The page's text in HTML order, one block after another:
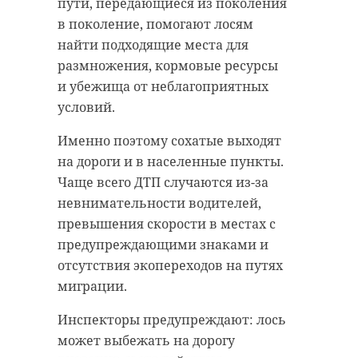
в поколение, помогают лосям
найти подходящие места для
размножения, кормовые ресурсы
и убежища от неблагоприятных
условий.
Именно поэтому сохатые выходят
на дороги и в населенные пункты.
Чаще всего ДТП случаются из-за
невнимательности водителей,
превышения скорости в местах с
предупреждающими знаками и
отсутствия экопереходов на путях
миграции.
Инспекторы предупреждают: лось
может выбежать на дорогу
правоохранительные органы. На
место приехали полицейские,
которые задержали десятерых
драчунов в возрасте от 22 до 28
лет. Среди них выявились трое
Бурятия и Волгоградской области,
а также две петербурженки.
Позднее на 8-й Советской улице
опергруппа угрозыска УМВД
России по Центральному району
задержала и любящего помахать
ножом водителя-экспедитора.
ранениями груди двух парней 19 и
26 лет.